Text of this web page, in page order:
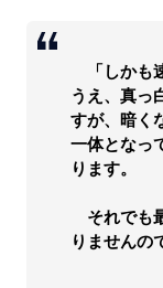
「しかも
うえ、真っ
すが、暗く
一体となっ
ります。
それでも
りませんの